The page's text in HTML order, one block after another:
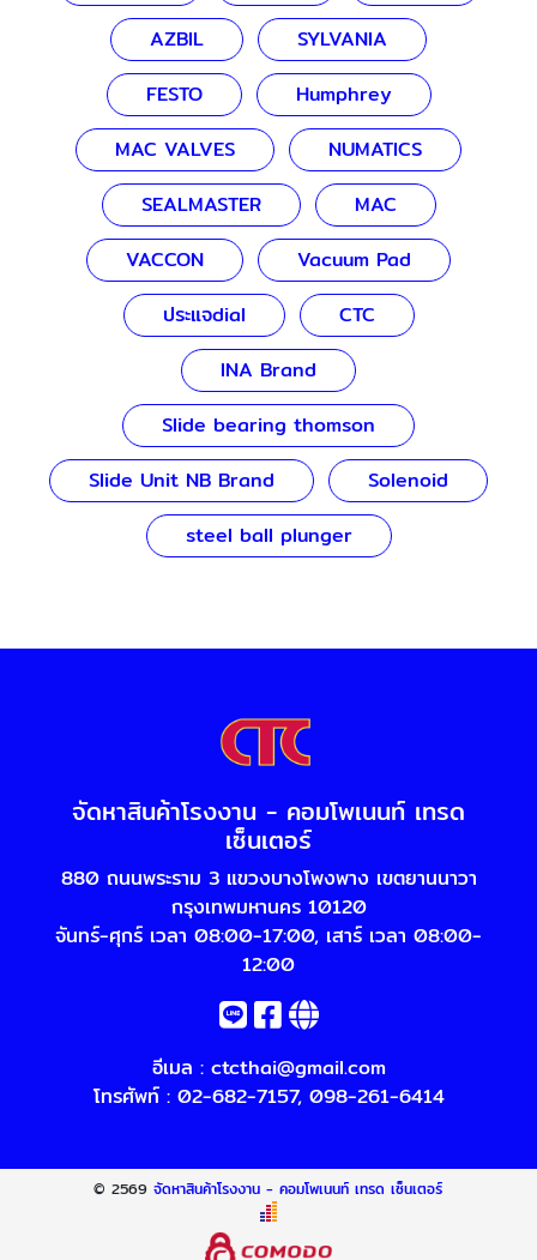
AZBIL
SYLVANIA
FESTO
Humphrey
MAC VALVES
NUMATICS
SEALMASTER
MAC
VACCON
Vacuum Pad
ประแจdial
CTC
INA Brand
Slide bearing thomson
Slide Unit NB Brand
Solenoid
steel ball plunger
จัดหาสินค้าโรงงาน - คอมโพเนนท์ เทรด
เซ็นเตอร์
880 ถนนพระราม 3 แขวงบางโพงพาง เขตยานนาวา
กรุงเทพมหานคร 10120
จันทร์-ศุกร์ เวลา 08:00-17:00, เสาร์ เวลา 08:00-
12:00
อีเมล : ctcthai@gmail.com
โทรศัพท์ : 02-682-7157, 098-261-6414
© 2569จัดหาสินค้าโรงงาน - คอมโพเนนท์ เทรด เซ็นเตอร์